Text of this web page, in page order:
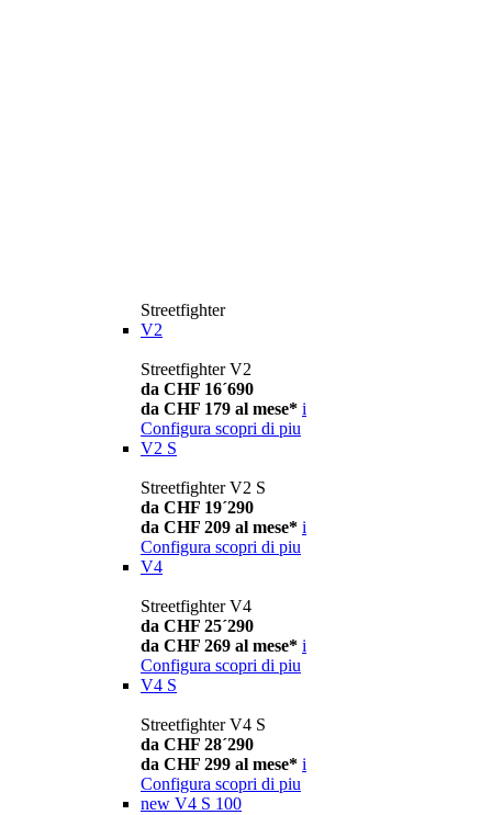
Streetfighter
V2
Streetfighter V2
da CHF 16´690
da CHF 179 al mese* i
Configura scopri di piu
V2 S
Streetfighter V2 S
da CHF 19´290
da CHF 209 al mese* i
Configura scopri di piu
V4
Streetfighter V4
da CHF 25´290
da CHF 269 al mese* i
Configura scopri di piu
V4 S
Streetfighter V4 S
da CHF 28´290
da CHF 299 al mese* i
Configura scopri di piu
new V4 S 100